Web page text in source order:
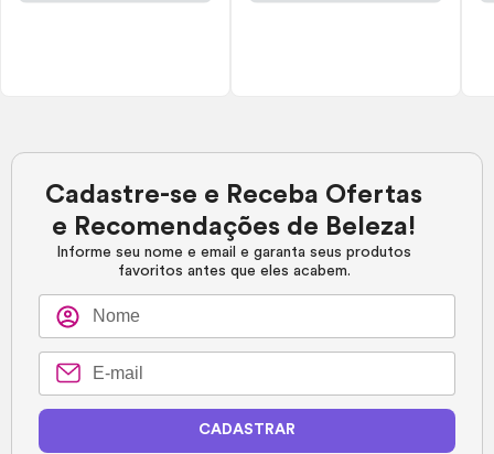
Cadastre-se e Receba Ofertas
e Recomendações de Beleza!
Informe seu nome e email e garanta seus produtos
favoritos antes que eles acabem.
CADASTRAR